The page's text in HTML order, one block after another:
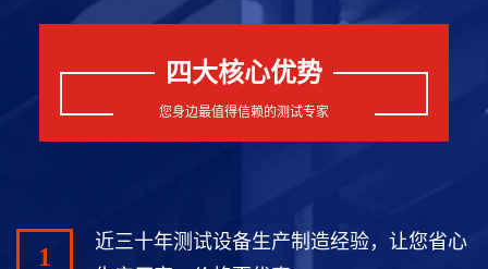
四大核心优势
您身边最值得信赖的测试专家
1
近三十年测试设备生产制造经验，让您省心